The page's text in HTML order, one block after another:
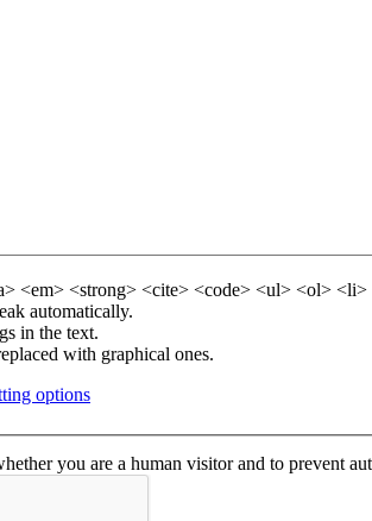
<em> <strong> <cite> <code> <ul> <ol>
automatically.
in the text.
with graphical ones.
options
you are a human visitor and to prevent